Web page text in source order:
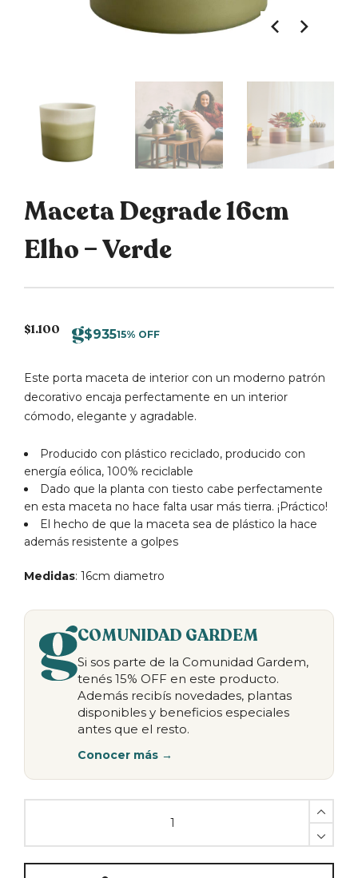
Maceta Degrade 16cm
Elho – Verde
$1.100 $93515% OFF
Este porta maceta de interior con un moderno patrón
decorativo encaja perfectamente en un interior
cómodo, elegante y agradable.
Producido con plástico reciclado, producido con
energía eólica, 100% reciclable
Dado que la planta con tiesto cabe perfectamente
en esta maceta no hace falta usar más tierra. ¡Práctico!
El hecho de que la maceta sea de plástico la hace
además resistente a golpes
Medidas: 16cm diametro
COMUNIDAD GARDEM
Si sos parte de la Comunidad Gardem,
tenés 15% OFF en este producto.
Además recibís novedades, plantas
disponibles y beneficios especiales
antes que el resto.
Conocer más →
16cm
Elho